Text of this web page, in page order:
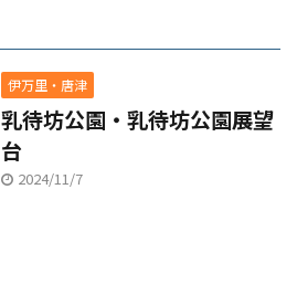
伊万里・唐津
乳待坊公園・乳待坊公園展望
台
2024/11/7